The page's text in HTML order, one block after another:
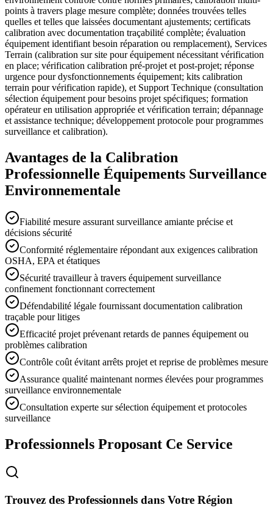
points à travers plage mesure complète; données trouvées telles
quelles et telles que laissées documentant ajustements; certificats
calibration avec documentation traçabilité complète; évaluation
équipement identifiant besoin réparation ou remplacement), Services
Terrain (calibration sur site pour équipement nécessitant vérification
en place; vérification calibration pré-projet et post-projet; réponse
urgence pour dysfonctionnements équipement; kits calibration
terrain pour vérification rapide), et Support Technique (consultation
sélection équipement pour besoins projet spécifiques; formation
opérateur en utilisation appropriée et vérification terrain; dépannage
et assistance technique; développement protocole pour programmes
surveillance et calibration).
Avantages de la Calibration
Professionnelle Équipements Surveillance
Environnementale
Fiabilité mesure assurant surveillance amiante précise et
décisions sécurité
Conformité réglementaire répondant aux exigences calibration
OSHA, EPA et étatiques
Sécurité travailleur à travers équipement surveillance
confinement fonctionnant correctement
Défendabilité légale fournissant documentation calibration
traçable pour litiges
Efficacité projet prévenant retards de pannes équipement ou
problèmes calibration
Contrôle coût évitant arrêts projet et reprise de problèmes mesure
Assurance qualité maintenant normes élevées pour programmes
surveillance environnementale
Consultation experte sur sélection équipement et protocoles
surveillance
Professionnels Proposant Ce Service
Trouvez des Professionnels dans Votre Région